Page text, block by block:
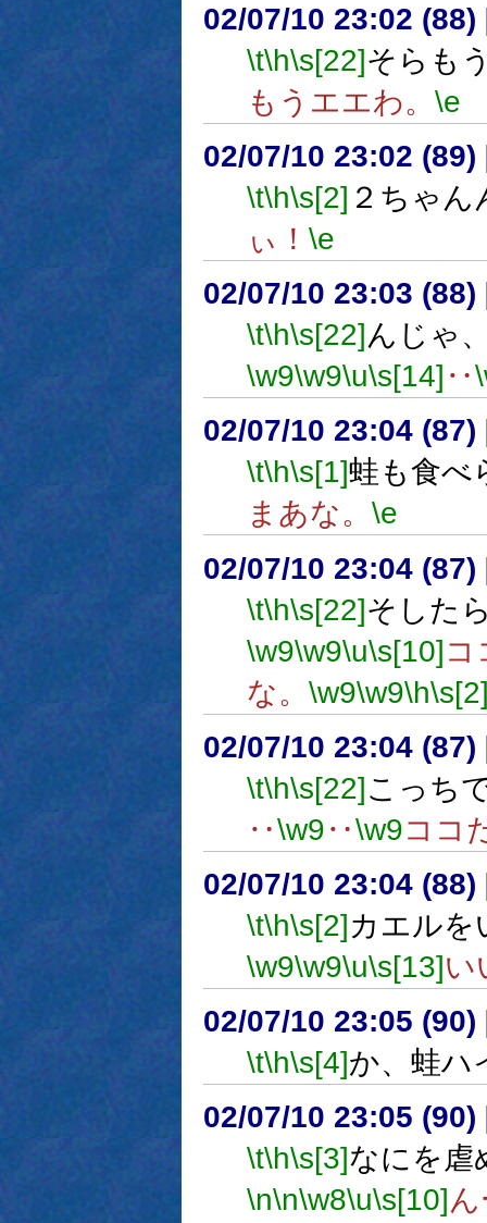
02/07/10 23:02 (88)
\t\h\s[22]そらも
もうエエわ。 \e
02/07/10 23:02 (89)
\t\h\s[2] ２ちゃ
ぃ！ \e
02/07/10 23:03 (88)
\t\h\s[22]んじゃ
\w9\w9\u\s[14] ‥
02/07/10 23:04 (87)
\t\h\s[1]蛙も食べ
まあな。 \e
02/07/10 23:04 (87)
\t\h\s[22]そした
\w9\w9\u\s[10]コ
な。 \w9\w9\h
02/07/10 23:04 (87)
\t\h\s[22]こっち
‥\w9‥\w9ココ
02/07/10 23:04 (88)
\t\h\s[2]カエルを
\w9\w9\u\s[13]い
02/07/10 23:05 (90)
\t\h\s[4]か、蛙ハ
02/07/10 23:05 (90)
\t\h\s[3]なにを虐
\n\n\w8\u\s[10]